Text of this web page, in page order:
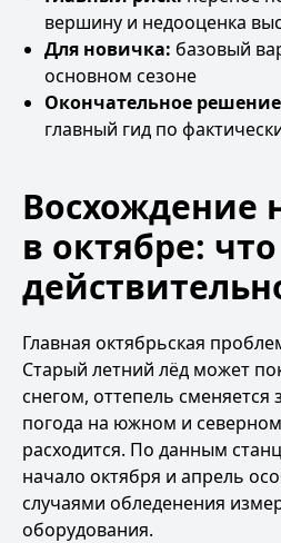
вершину и недооценка
Для новичка: базовый
основном сезоне
Окончательное
главный гид по
Восхождение
в октябре: что
Главная октябрьская
Старый летний лёд может
снегом, оттепель сменяется
погода на южном и
расходится. По данным
начало октября и апрель
случаями обледенения
оборудования.